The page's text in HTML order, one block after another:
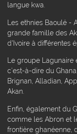
langue kwa.
Les ethnies Baoulé -
grande famille des
d'Ivoire à différentes
Le groupe Lagunaire
c’est-à-dire du
Brignan, Alladian,
Akan.
Enfin, également du
comme les Abron et
frontière ghanéenne,